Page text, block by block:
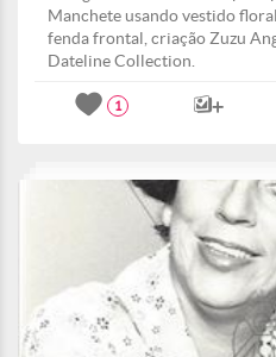
Manchete usando vestido
fenda frontal, criação Zuzu
Dateline Collection.
1